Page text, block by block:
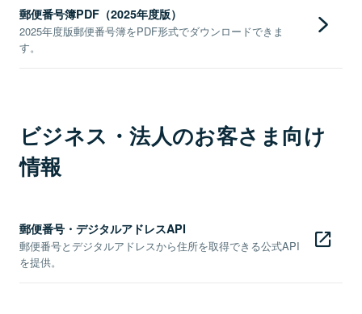
郵便番号簿PDF（2025年度版）
2025年度版郵便番号簿をPDF形式でダウンロードできま
す。
ビジネス・法人のお客さま向け
情報
郵便番号・デジタルアドレスAPI
郵便番号とデジタルアドレスから住所を取得できる公式API
を提供。